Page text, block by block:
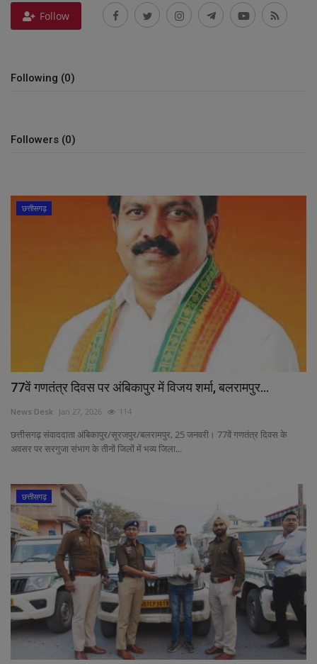
व्यापार
Follow
Following (0)
Followers (0)
छत्तीसगढ़
77वें गणतंत्र दिवस पर अंबिकापुर में विजय शर्मा, बलरामपुर...
News Desk Jan 27, 2026 114
छत्तीसगढ़ संवाददाता अंबिकापुर/सूरजपुर/बलरामपुर, 25 जनवरी। 77वें गणतंत्र दिवस के
अवसर पर सरगुजा संभाग के तीनों जिलों में भव्य जिला...
छत्तीसगढ़